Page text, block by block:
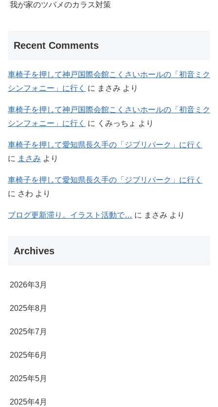
我が家のツバメのカラス対策
Recent Comments
車椅子を押して神戸国際会館こくさいホールの「初音ミク
シンフォニー」に行く
に まさみ より
車椅子を押して神戸国際会館こくさいホールの「初音ミク
シンフォニー」に行く
に くみっちょ より
車椅子を押して愛知県長久手の「ジブリパーク」に行く
に まさみ より
車椅子を押して愛知県長久手の「ジブリパーク」に行く
に さわ より
ブログ更新滞り。イラスト活動で… に まさみ より
Archives
2026年3月
2025年8月
2025年7月
2025年6月
2025年5月
2025年4月